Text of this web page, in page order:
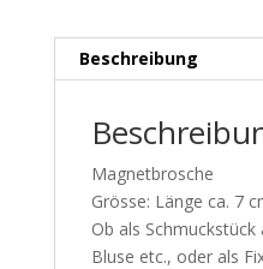
Beschreibung
Magnetbrosche
Grösse: Länge ca. 7
Ob als
Bluse etc., oder als